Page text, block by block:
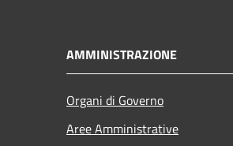
AMMINISTRAZIONE
Organi di Governo
Aree Amministrative